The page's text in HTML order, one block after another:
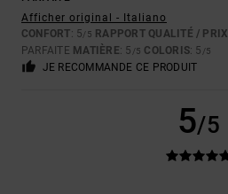
Afficher original - Italiano
CONFORT: 5/5 RAPPORT QUALITÉ / PRIX
PARFAITE MATIÈRE: 5 /5 COLORIS: 5 /5
JE RECOMMANDE CE PRODUIT
5/5